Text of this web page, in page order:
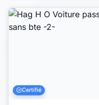
Certifié